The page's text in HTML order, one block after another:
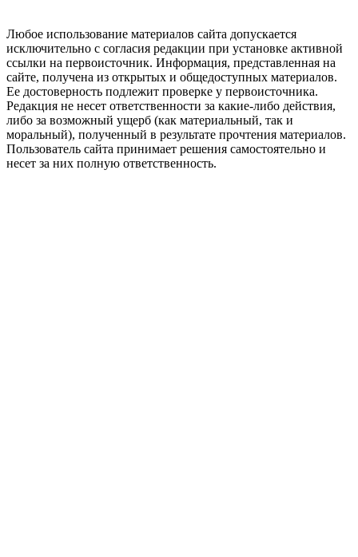
Любое использование материалов сайта допускается
исключительно с согласия редакции при установке активной
ссылки на первоисточник. Информация, представленная на
сайте, получена из открытых и общедоступных материалов.
Ее достоверность подлежит проверке у первоисточника.
Редакция не несет ответственности за какие-либо действия,
либо за возможный ущерб (как материальный, так и
моральный), полученный в результате прочтения материалов.
Пользователь сайта принимает решения самостоятельно и
несет за них полную ответственность.